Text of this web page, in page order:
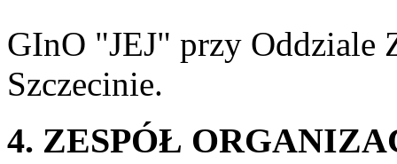
GInO "JEJ" przy Oddziale
Szczecinie.
4. ZESPÓŁ